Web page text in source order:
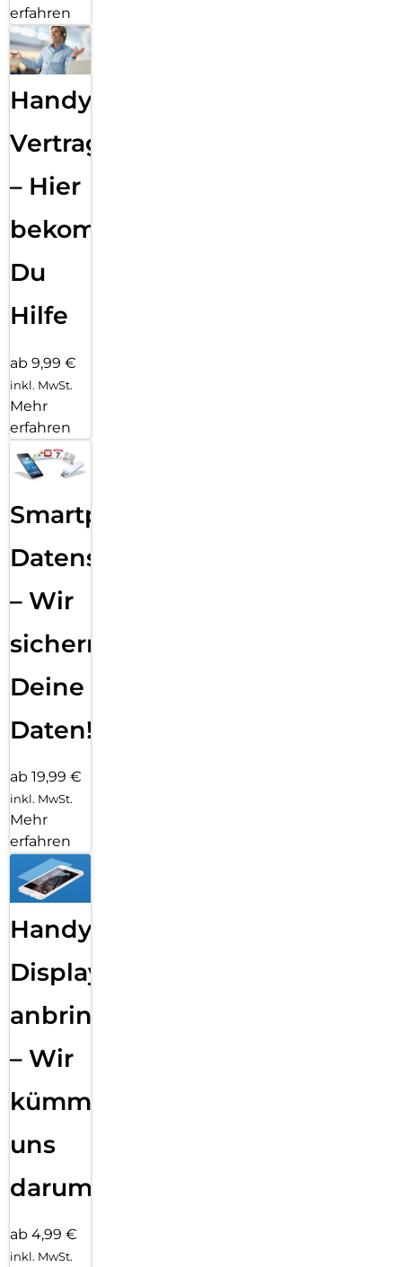
erfahren
Handy
Vertragsabwicklung
– Hier
bekommst
Du
Hilfe
ab 9,99 €
inkl. MwSt.
Mehr
erfahren
Smartphone
Datensicherung
– Wir
sichern
Deine
Daten!
ab 19,99 €
inkl. MwSt.
Mehr
erfahren
Handy
Displayfolie
anbringen
– Wir
kümmern
uns
darum!
ab 4,99 €
inkl. MwSt.